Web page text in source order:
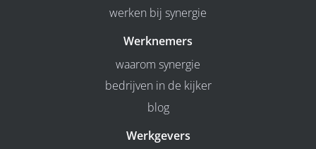
werken bij synergie
Werknemers
waarom synergie
bedrijven in de kijker
blog
Werkgevers